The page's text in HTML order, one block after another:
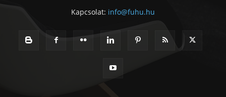
Kapcsolat: info@fuhu.hu